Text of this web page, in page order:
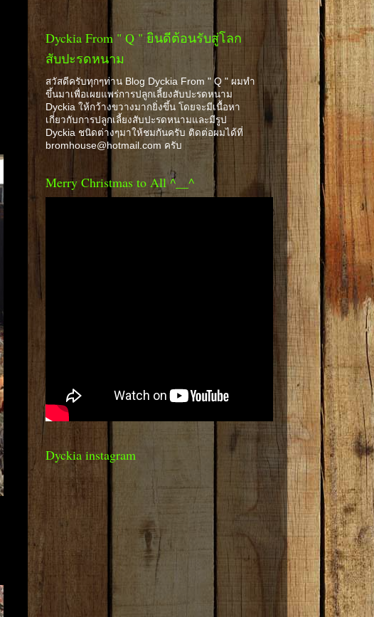
Dyckia From " Q " ยินดีต้อนรับสู่โลก
สับปะรดหนาม
สวัสดีครับทุกๆท่าน Blog Dyckia From " Q " ผมทำ
ขึ้นมาเพื่อเผยแพร่การปลูกเลี้ยงสับปะรดหนาม
Dyckia ให้กว้างขวางมากยิ่งขึ้น โดยจะมีเนื้อหา
เกี่ยวกับการปลูกเลี้ยงสับปะรดหนามและมีรูป
Dyckia ชนิดต่างๆมาให้ชมกันครับ ติดต่อผมได้ที่
bromhouse@hotmail.com ครับ
Merry Christmas to All ^__^
Dyckia instagram